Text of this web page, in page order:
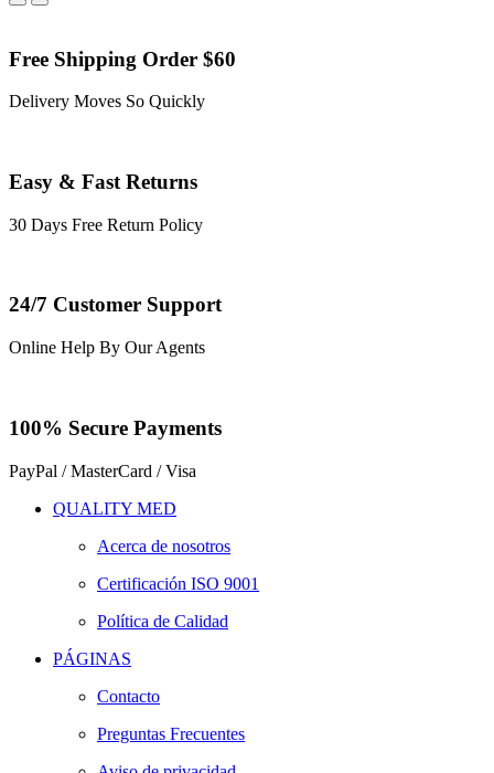
Free Shipping Order $60
Delivery Moves So Quickly
Easy & Fast Returns
30 Days Free Return Policy
24/7 Customer Support
Online Help By Our Agents
100% Secure Payments
PayPal / MasterCard / Visa
QUALITY MED
Acerca de nosotros
Certificación ISO 9001
Política de Calidad
PÁGINAS
Contacto
Preguntas Frecuentes